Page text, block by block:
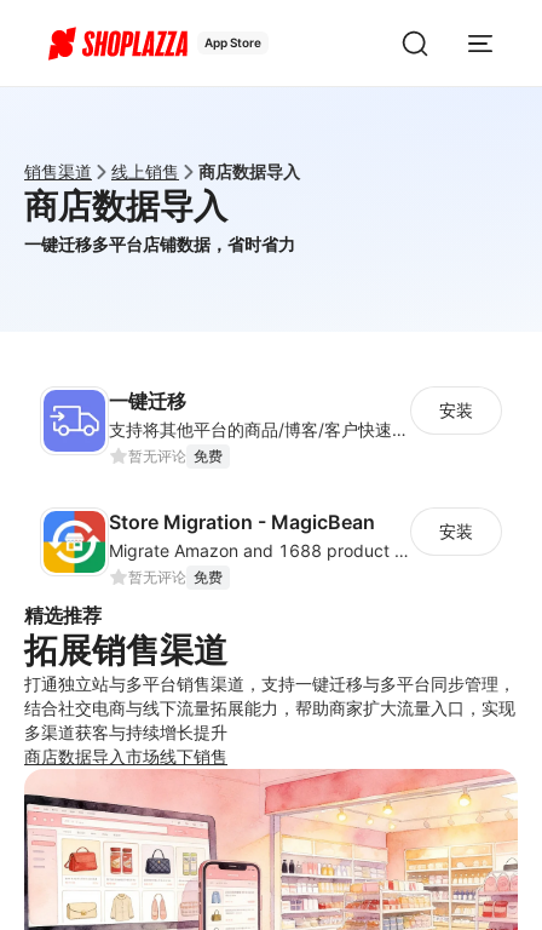
App Store
销售渠道 线上销售 商店数据导入
商店数据导入
一键迁移多平台店铺数据，省时省力
一键迁移
支持将其他平台的商品/博客/客户快速迁移到Shoplazza平台
暂无评论 免费
安装
Store Migration - MagicBean
Migrate Amazon and 1688 product data to your store.
暂无评论 免费
安装
精选推荐
拓展销售渠道
打通独立站与多平台销售渠道，支持一键迁移与多平台同步管理，
结合社交电商与线下流量拓展能力，帮助商家扩大流量入口，实现
多渠道获客与持续增长提升
商店数据导入市场线下销售